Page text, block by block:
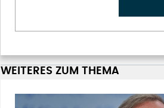
WEITERES ZUM THEMA